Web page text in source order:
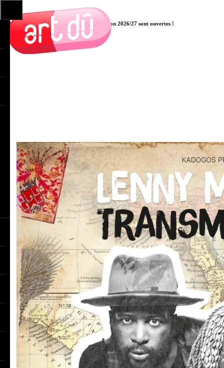
Les pré-inscriptions aux cours pour la saison 2026/27 sont ouvertes !